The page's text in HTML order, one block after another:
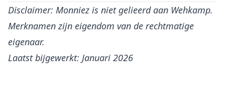
Disclaimer: Monniez is niet gelieerd aan Wehkamp.
Merknamen zijn eigendom van de rechtmatige
eigenaar.
Laatst bijgewerkt: Januari 2026